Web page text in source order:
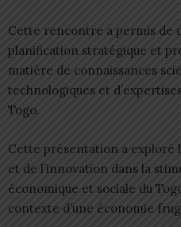
Cette rencontre a permis de
planification stratégique et
matière de connaissances
technologiques et
Togo.
Cette présentation a exploré
et de l’innovation dans la
économique et sociale du
contexte d’une économie